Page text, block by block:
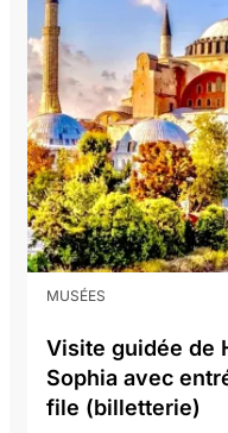
MUSÉES
Visite guidée de
Sophia avec
file (billetterie)